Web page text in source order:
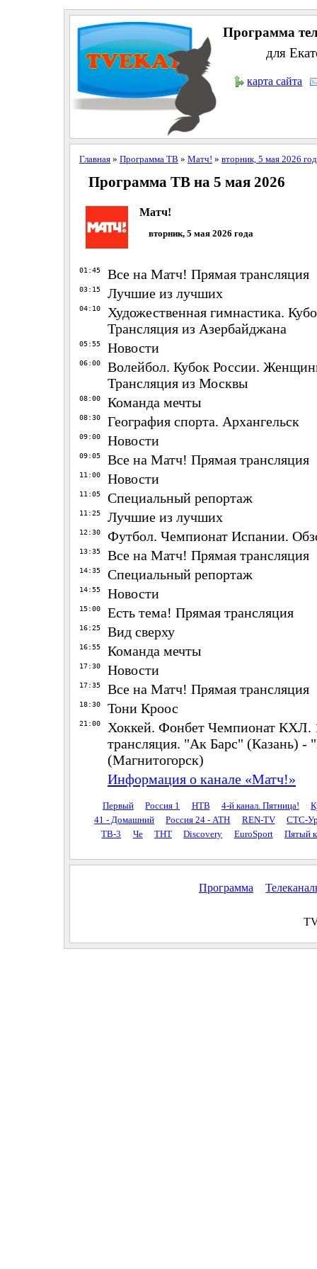
Программа
для
карта сайта
Главная» Программа ТВ » Матч! » вторник, 5 мая 2026
Программа ТВ на 5 мая 2026
Матч!
вторник, 5 мая 2026 года
01:45 Все на Матч! Прямая трансляция
03:15 Лучшие из лучших
04:10
Художественная гимнастика.
Трансляция из Азербайджана
05:55 Новости
06:00
Волейбол. Кубок России.
Трансляция из Москвы
08:00 Команда мечты
08:30 География спорта. Архангельск
09:00 Новости
09:05 Все на Матч! Прямая трансляция
11:00 Новости
11:05 Специальный репортаж
11:25 Лучшие из лучших
12:30 Футбол. Чемпионат Испании.
13:35 Все на Матч! Прямая трансляция
14:35 Специальный репортаж
14:55 Новости
15:00 Есть тема! Прямая трансляция
16:25 Вид сверху
16:55 Команда мечты
17:30 Новости
17:35 Все на Матч! Прямая трансляция
18:30 Тони Кроос
21:00
Хоккей. Фонбет Чемпионат КХЛ.
трансляция. "Ак Барс" (Казань) -
(Магнитогорск)
Информация о канале «Матч!»
Первый Россия 1 НТВ 4-й канал. Пятница!
41 - Домашний
Россия 24 - АТН REN-TV
СТС-
ТВ-3
Че ТНТ Discovery EuroSport Пятый
Программа